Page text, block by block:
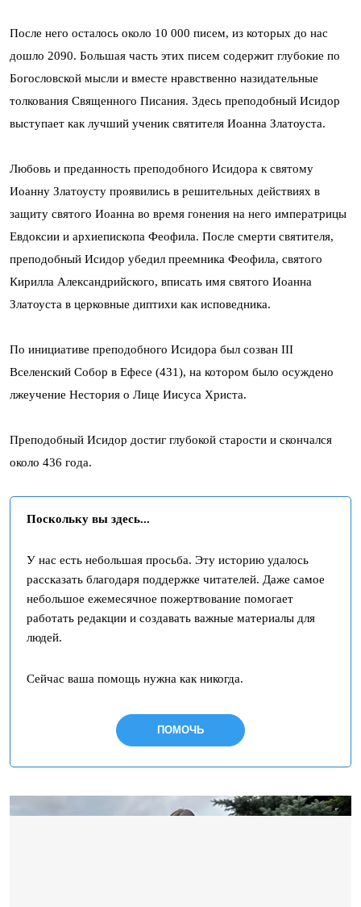
После него осталось около 10 000 писем, из которых до нас
дошло 2090. Большая часть этих писем содержит глубокие по
Богословской мысли и вместе нравственно назидательные
толкования Священного Писания. Здесь преподобный Исидор
выступает как лучший ученик святителя Иоанна Златоуста.
Любовь и преданность преподобного Исидора к святому
Иоанну Златоусту проявились в решительных действиях в
защиту святого Иоанна во время гонения на него императрицы
Евдоксии и архиепископа Феофила. После смерти святителя,
преподобный Исидор убедил преемника Феофила, святого
Кирилла Александрийского, вписать имя святого Иоанна
Златоуста в церковные диптихи как исповедника.
По инициативе преподобного Исидора был созван III
Вселенский Собор в Ефесе (431), на котором было осуждено
лжеучение Нестория о Лице Иисуса Христа.
Преподобный Исидор достиг глубокой старости и скончался
около 436 года.
Поскольку вы здесь...
У нас есть небольшая просьба. Эту историю удалось
рассказать благодаря поддержке читателей. Даже самое
небольшое ежемесячное пожертвование помогает
работать редакции и создавать важные материалы для
людей.
Сейчас ваша помощь нужна как никогда.
ПОМОЧЬ